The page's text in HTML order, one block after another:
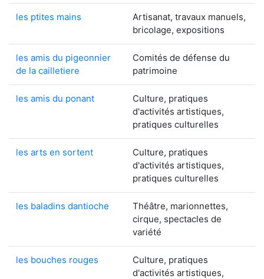
les ptites mains
Artisanat, travaux manuels,
bricolage, expositions
les amis du pigeonnier
de la cailletiere
Comités de défense du
patrimoine
les amis du ponant
Culture, pratiques
d'activités artistiques,
pratiques culturelles
les arts en sortent
Culture, pratiques
d'activités artistiques,
pratiques culturelles
les baladins dantioche
Théâtre, marionnettes,
cirque, spectacles de
variété
les bouches rouges
Culture, pratiques
d'activités artistiques,